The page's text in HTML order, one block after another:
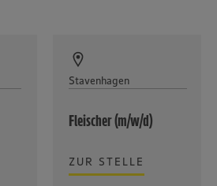
Stavenhagen
Fleischer (m/w/d)
ZUR STELLE